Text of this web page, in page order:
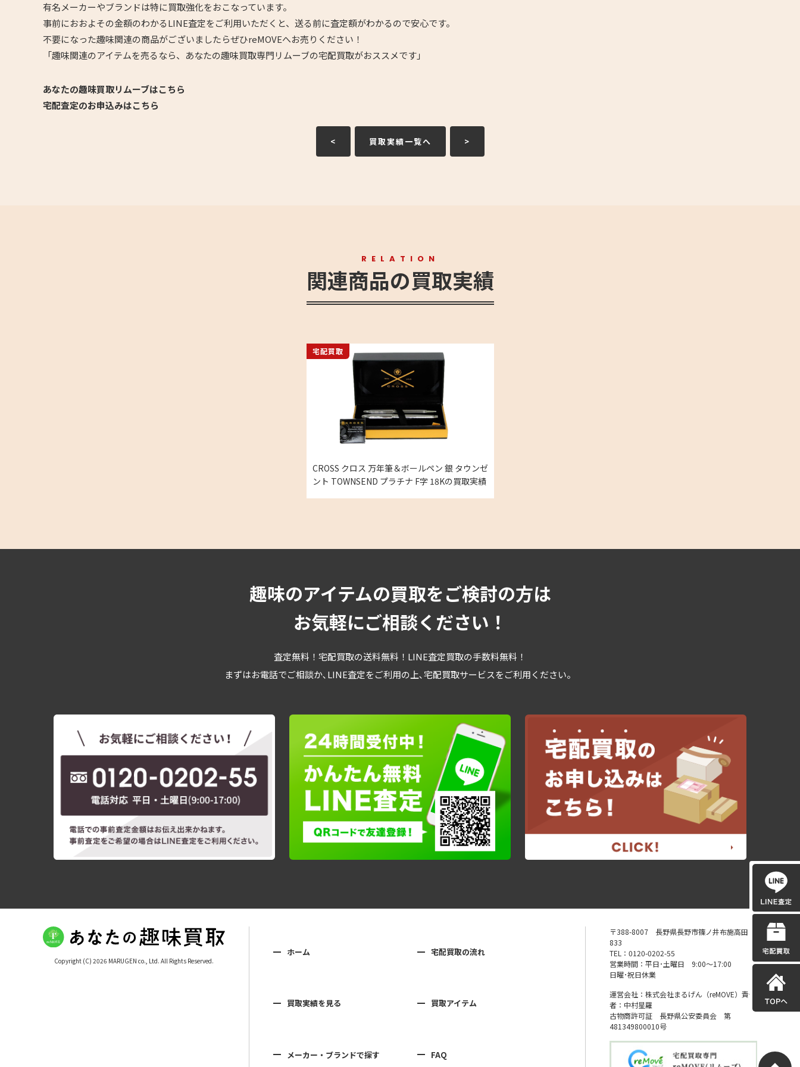
有名メーカーやブランドは特に買取強化をおこなっています。
事前におおよその金額のわかるLINE査定をご利用いただくと、送る前に査定額がわかるので安心です。
不要になった趣味関連の商品がございましたらぜひreMOVEへお売りください！
「趣味関連のアイテムを売るなら、あなたの趣味買取専門リムーブの宅配買取がおススメです」
あなたの趣味買取リムーブはこちら
宅配査定のお申込みはこちら
< 買取実績一覧へ >
RELATION
関連商品の買取実績
CROSS クロス 万年筆＆ボールペン 銀 タウンゼ
ント TOWNSEND プラチナ F字 18Kの買取実績
宅配買取
趣味のアイテムの買取をご検討の方は
お気軽にご相談ください！
査定無料！宅配買取の送料無料！LINE査定買取の手数料無料！
まずはお電話でご相談か､LINE査定をご利用の上､宅配買取サービスをご利用ください。
Copyright (C) 2026 MARUGEN co., Ltd. All Rights Reserved.
ホーム 宅配買取の流れ
買取実績を見る 買取アイテム
メーカー・ブランドで探す FAQ
〒388-8007 長野県長野市篠ノ井布施高田
833
TEL：0120-0202-55
営業時間：平日･土曜日 9:00〜17:00
日曜･祝日休業
運営会社：株式会社まるげん（reMOVE）責任
者：中村星羅
古物商許可証 長野県公安委員会 第
481349800010号